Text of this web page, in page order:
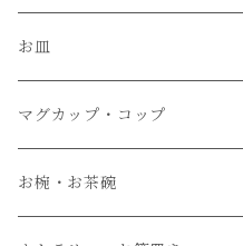
お皿
大皿
中皿
マグカップ・コップ
お椀・お茶碗